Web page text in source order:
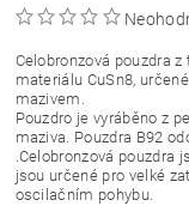
Celobronzová pouzdra
materiálu CuSn8,
mazivem.
Pouzdro je vyráběno z
maziva. Pouzdra B92
.Celobronzová pouzdra
jsou určené pro velké
oscilačním pohybu.